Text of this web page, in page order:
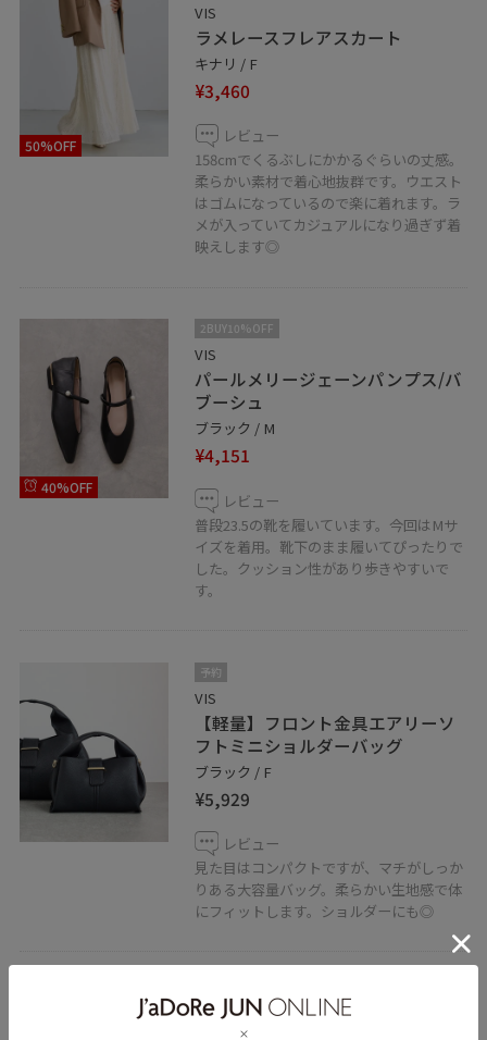
50%OFF
VIS
ラメレースフレアスカート
キナリ / F
¥3,460
レビュー
158cmでくるぶしにかかるぐらいの丈感。
柔らかい素材で着心地抜群です。ウエスト
はゴムになっているので楽に着れます。ラ
メが入っていてカジュアルになり過ぎず着
映えします◎
40%OFF
2BUY10%OFF
VIS
パールメリージェーンパンプス/バ
ブーシュ
ブラック / M
¥4,151
レビュー
普段23.5の靴を履いています。今回はMサ
イズを着用。靴下のまま履いてぴったりで
した。クッション性があり歩きやすいで
す。
予約
VIS
【軽量】フロント金具エアリーソ
フトミニショルダーバッグ
ブラック / F
¥5,929
レビュー
見た目はコンパクトですが、マチがしっか
りある大容量バッグ。柔らかい生地感で体
にフィットします。ショルダーにも◎
VIS
オーバル型カラーファッショング